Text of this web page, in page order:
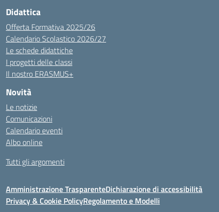
Didattica
Offerta Formativa 2025/26
Calendario Scolastico 2026/27
Le schede didattiche
I progetti delle classi
Il nostro ERASMUS+
Novità
Le notizie
Comunicazioni
Calendario eventi
Albo online
Tutti gli argomenti
Amministrazione TrasparenteDichiarazione di accessibilità
Privacy & Cookie PolicyRegolamento e Modelli